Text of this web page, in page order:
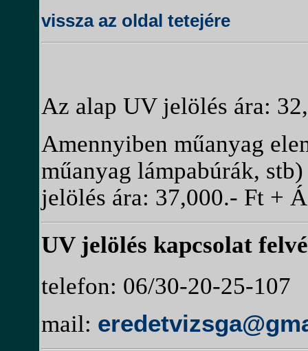
vissza az oldal tetejére
Az alap UV jelölés ára:
Amennyiben műanyag
műanyag lámpabúrák,
jelölés ára: 37,000.- Ft +
UV jelölés kapcsolat
telefon: 06/30-20-25-107
mail: